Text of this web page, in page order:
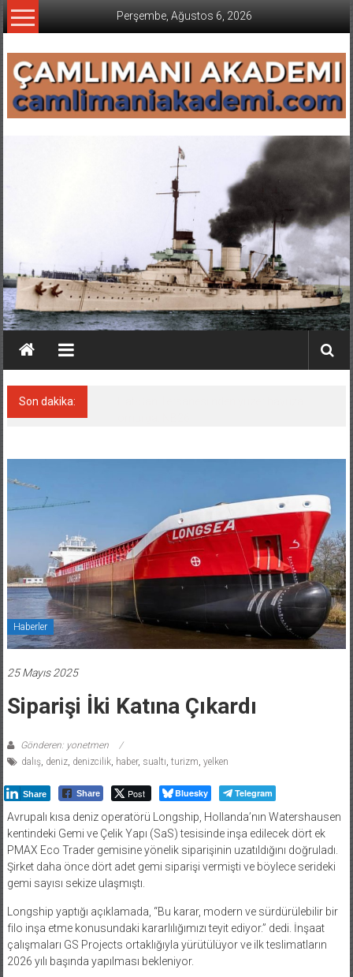
İçeriğe
geç
Perşembe, Ağustos 6, 2026
Son dakika:
Haberler
25 Mayıs 2025
Siparişi İki Katına Çıkardı
Gönderen: yonetmen
dalış, deniz, denizcilik, haber, sualtı turizm yelken
Share Share Post Bluesky Telegram
Avrupalı ​​kısa deniz operatörü Longship, Hollanda’nın Watershausen
kentindeki Gemi ve Çelik Yapı (SaS) tesisinde inşa edilecek dört ek
PMAX Eco Trader gemisine yönelik siparişinin uzatıldığını doğruladı.
Şirket daha önce dört adet gemi siparişi vermişti ve böylece serideki
gemi sayısı sekize ulaşmıştı.
Longship yaptığı açıklamada, “Bu karar, modern ve sürdürülebilir bir
filo inşa etme konusundaki kararlılığımızı teyit ediyor.” dedi. İnşaat
çalışmaları GS Projects ortaklığıyla yürütülüyor ve ilk teslimatların
2026 yılı başında yapılması bekleniyor.